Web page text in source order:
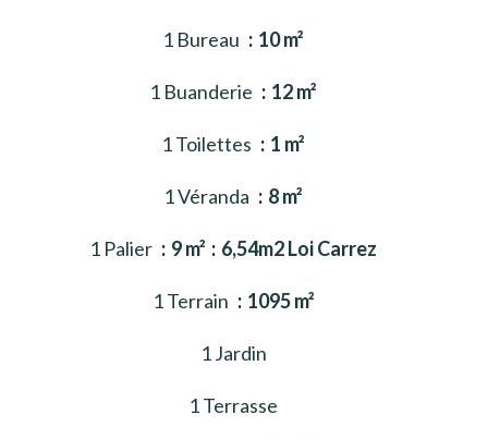
1 Bureau 10 m²
1 Buanderie 12 m²
1 Toilettes 1 m²
1 Véranda 8 m²
1 Palier 9 m² 6,54m2 Loi Carrez
1 Terrain 1095 m²
1 Jardin
1 Terrasse